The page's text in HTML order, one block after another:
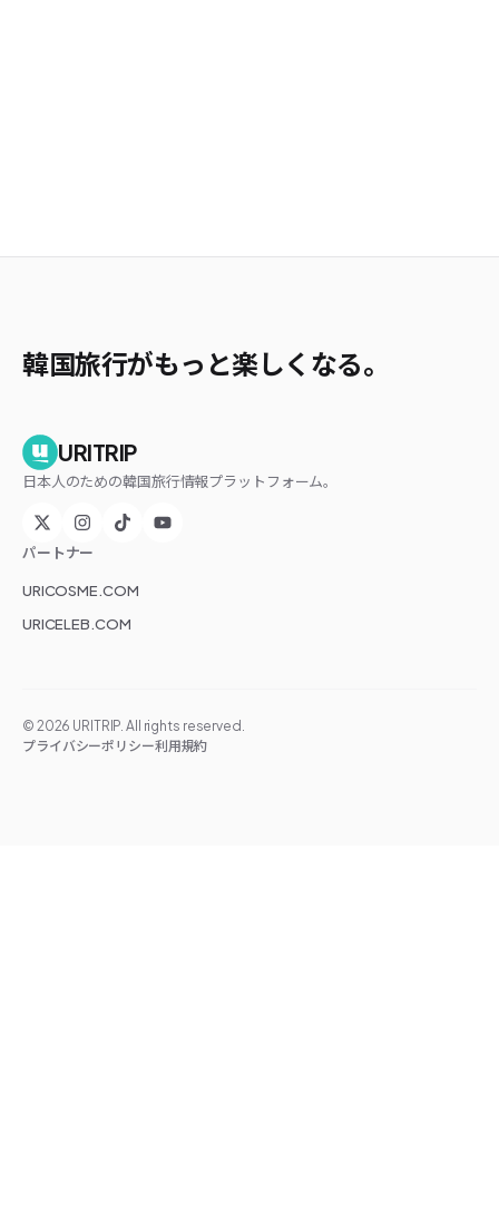
韓国旅行がもっと楽しくなる。
URITRIP
日本人のための韓国旅行情報プラットフォーム。
パートナー
URICOSME.COM
URICELEB.COM
© 2026 URITRIP. All rights reserved.
プライバシーポリシー利用規約